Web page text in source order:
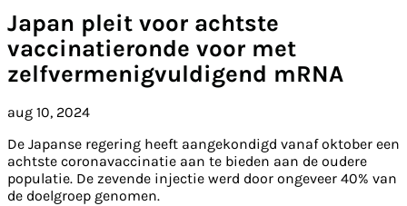
Japan pleit voor achtste
vaccinatieronde voor met
zelfvermenigvuldigend mRNA
aug 10, 2024
De Japanse regering heeft aangekondigd vanaf oktober een
achtste coronavaccinatie aan te bieden aan de oudere
populatie. De zevende injectie werd door ongeveer 40% van
de doelgroep genomen.